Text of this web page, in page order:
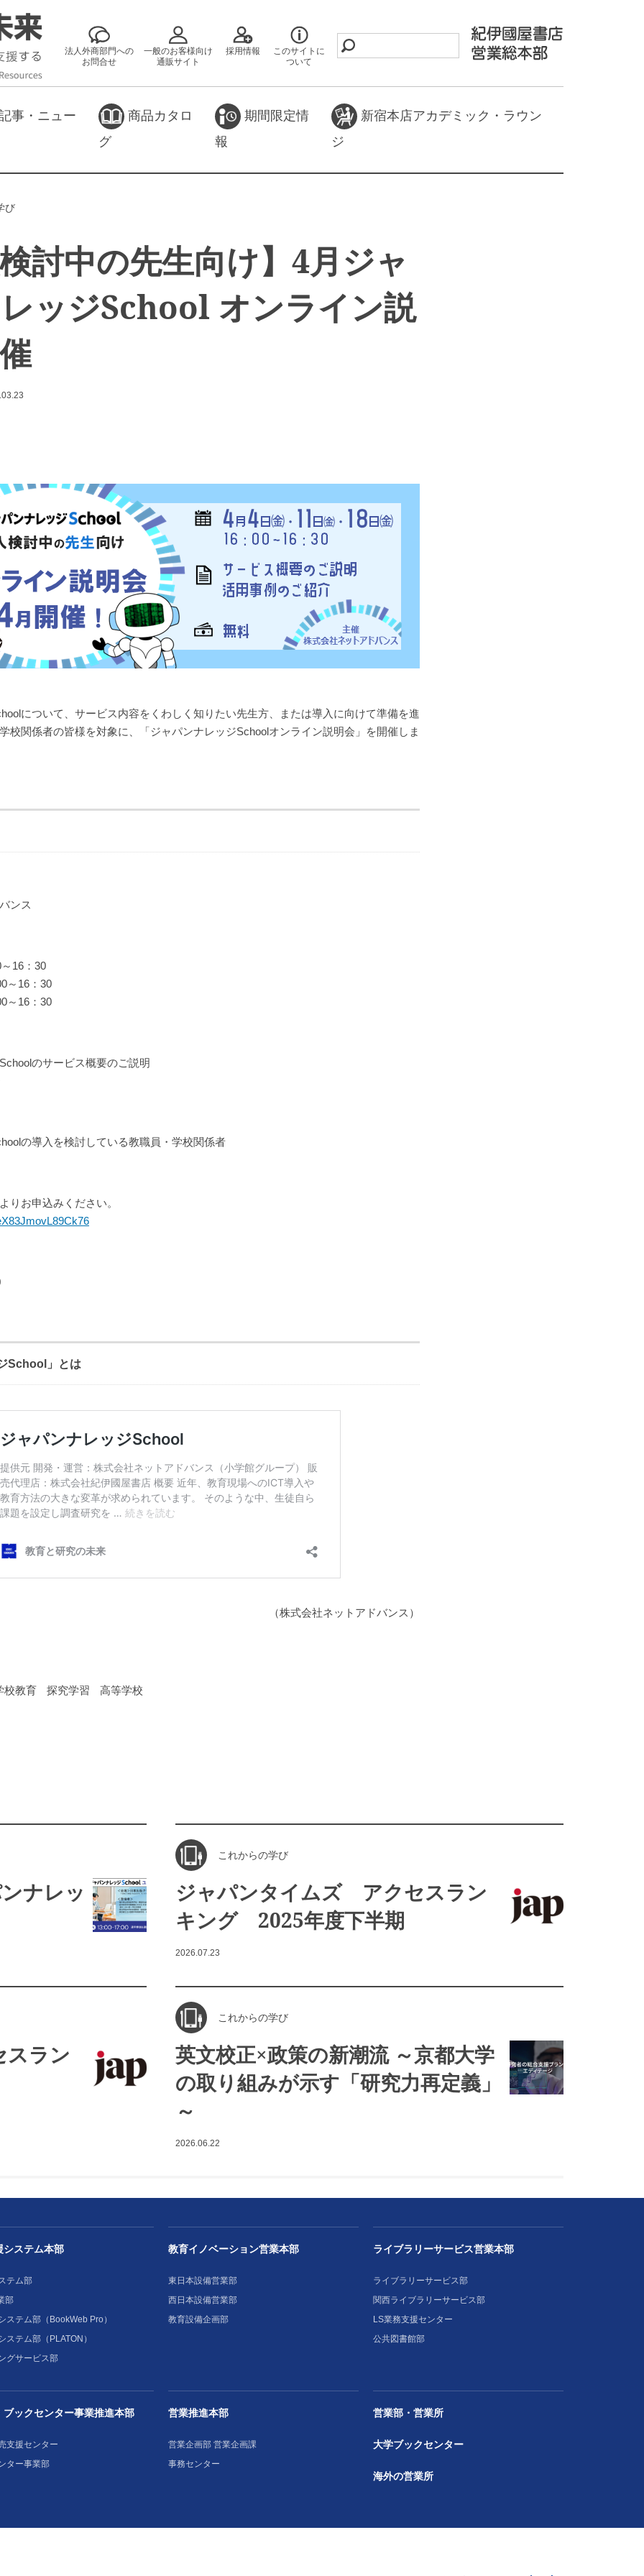
法人外商部門への
お問合せ
一般のお客様向け
通販サイト
採用情報
このサイトに
ついて
事・ニュー
商品カタロ
グ
期間限定情
報
新宿本店アカデミック・ラウン
ジ
び
検討中の先生向け】4月ジャ
ッジSchool オンライン説
について、サービス内容をくわしく知りたい先生方、または導入に向けて準備を進
校関係者の皆様を対象に、「ジャパンナレッジSchoolオンライン説明会」を開催しま
ンス
16：30
～16：30
～16：30
のサービス概要のご説明
の導入を検討している教職員・学校関係者
りお申込みください。
School」とは
（株式会社ネットアドバンス）
校教育 探究学習 高等学校
ナレッ
これからの学び
ジャパンタイムズ アクセスラン
キング 2025年度下半期
2026.07.23
ラン
これからの学び
英文校正×政策の新潮流 ～京都大学
の取り組みが示す「研究力再定義」
～
2026.06.22
システム本部
テム部
部
ステム部（BookWeb Pro）
ステム部（PLATON）
グサービス部
教育イノベーション営業本部
東日本設備営業部
西日本設備営業部
教育設備企画部
ライブラリーサービス営業本部
ライブラリーサービス部
関西ライブラリーサービス部
LS業務支援センター
公共図書館部
ブックセンター事業推進本部
支援センター
ター事業部
営業推進本部
営業企画部 営業企画課
事務センター
営業部・営業所
大学ブックセンター
海外の営業所